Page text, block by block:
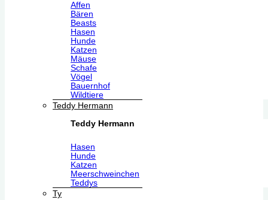
Affen
Bären
Beasts
Hasen
Hunde
Katzen
Mäuse
Schafe
Vögel
Bauernhof
Wildtiere
Teddy Hermann
Teddy Hermann
Hasen
Hunde
Katzen
Meerschweinchen
Teddys
Ty